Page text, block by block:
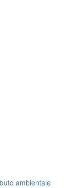
ambientale